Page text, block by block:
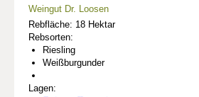
Weingut Dr. Loosen
Rebfläche: 18 Hektar
Rebsorten:
Riesling
Weißburgunder
Lagen: